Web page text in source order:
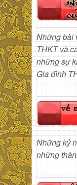
Những bài
THKT và
những sự
Gia đình
Những kỷ
những